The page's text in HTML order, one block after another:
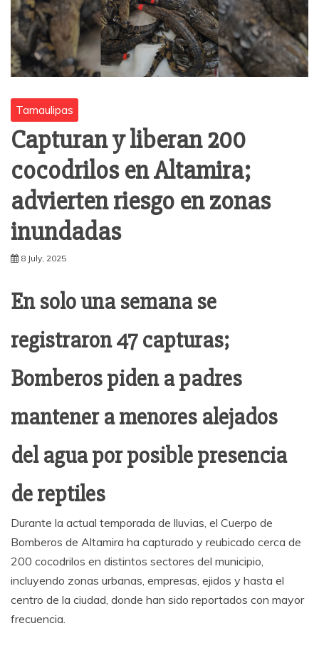
Tamaulipas
Capturan y liberan 200
cocodrilos en Altamira;
advierten riesgo en zonas
inundadas
8 July, 2025
En solo una semana se
registraron 47 capturas;
Bomberos piden a padres
mantener a menores alejados
del agua por posible presencia
de reptiles
Durante la actual temporada de lluvias, el Cuerpo de
Bomberos de Altamira ha capturado y reubicado cerca de
200 cocodrilos en distintos sectores del municipio,
incluyendo zonas urbanas, empresas, ejidos y hasta el
centro de la ciudad, donde han sido reportados con mayor
frecuencia.